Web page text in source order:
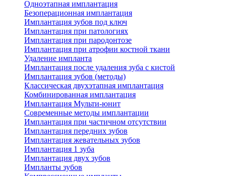
Одноэтапная имплантация
Безоперационная имплантация
Имплантация зубов под ключ
Имплантация при патологиях
Имплантация при пародонтозе
Имплантация при атрофии костной ткани
Удаление импланта
Имплантация после удаления зуба с кистой
Имплантация зубов (методы)
Классическая двухэтапная имплантация
Комбинированная имплантация
Имплантация Мульти-юнит
Современные методы имплантации
Имплантация при частичном отсутствии
Имплантация передних зубов
Имплантация жевательных зубов
Имплантация 1 зуба
Имплантация двух зубов
Импланты зубов